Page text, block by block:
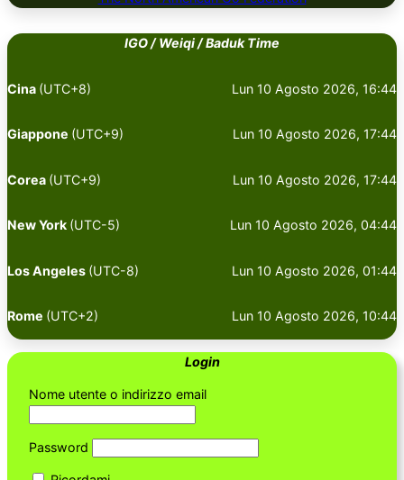
IGO / Weiqi / Baduk Time
Cina (UTC+8) Lun 10 Agosto 2026, 16:44
Giappone (UTC+9) Lun 10 Agosto 2026, 17:44
Corea (UTC+9) Lun 10 Agosto 2026, 17:44
New York (UTC-5) Lun 10 Agosto 2026, 04:44
Los Angeles (UTC-8) Lun 10 Agosto 2026, 01:44
Rome (UTC+2) Lun 10 Agosto 2026, 10:44
Login
Nome utente o indirizzo email
Password